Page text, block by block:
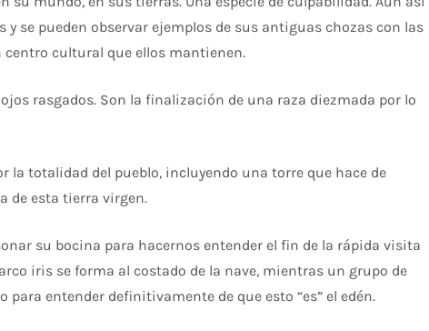
se pueden observar ejemplos de sus antiguas chozas con las
cultural que ellos mantienen.
rasgados. Son la finalización de una raza diezmada por lo
la totalidad del pueblo, incluyendo una torre que hace de
de esta tierra virgen.
su bocina para hacernos entender el fin de la rápida visita
iris se forma al costado de la nave, mientras un grupo de
entender definitivamente de que esto “es” el edén.